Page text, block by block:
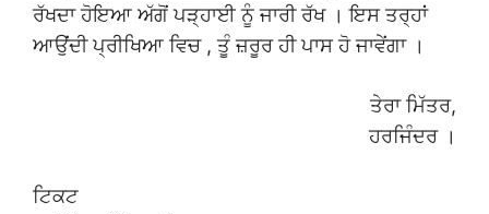
ਰੱਖਦਾ ਹੋਇਆ ਅੱਗੋਂ ਪੜ੍ਹਾਈ ਨੂੰ ਜਾਰੀ ਰੱਖ । ਇਸ ਤਰ੍ਹਾਂ
ਆਉਂਦੀ ਪ੍ਰੀਖਿਆ ਵਿਚ , ਤੂੰ ਜ਼ਰੂਰ ਹੀ ਪਾਸ ਹੋ ਜਾਵੇਂਗਾ ।
ਤੇਰਾ ਮਿੱਤਰ,
ਹਰਜਿੰਦਰ ।
ਟਿਕਟ